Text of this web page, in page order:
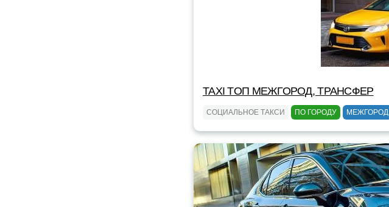
TAXI TOП МЕЖГОРОД, ТРАНСФЕР
СОЦИАЛЬНОЕ ТАКСИ ПО ГОРОДУ МЕЖГОРОД